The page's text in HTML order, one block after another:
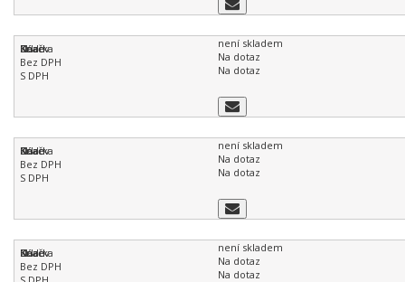
není skladem
Na dotaz
Na dotaz
není skladem
Na dotaz
Na dotaz
není skladem
Na dotaz
Na dotaz